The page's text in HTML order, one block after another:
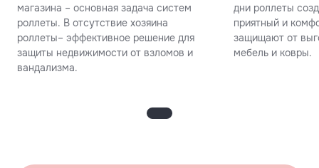
магазина – основная задача систем
роллеты. В отсутствие хозяина
роллеты– эффективное решение для
защиты недвижимости от взломов и
вандализма.
дни роллеты
приятный и
защищают от
мебель и ковры.